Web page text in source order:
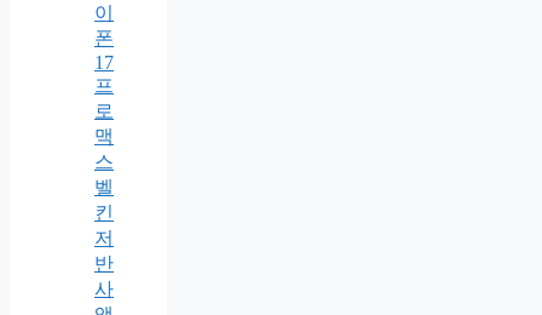
이
폰
17
프
로
맥
스
벨
킨
저
반
사